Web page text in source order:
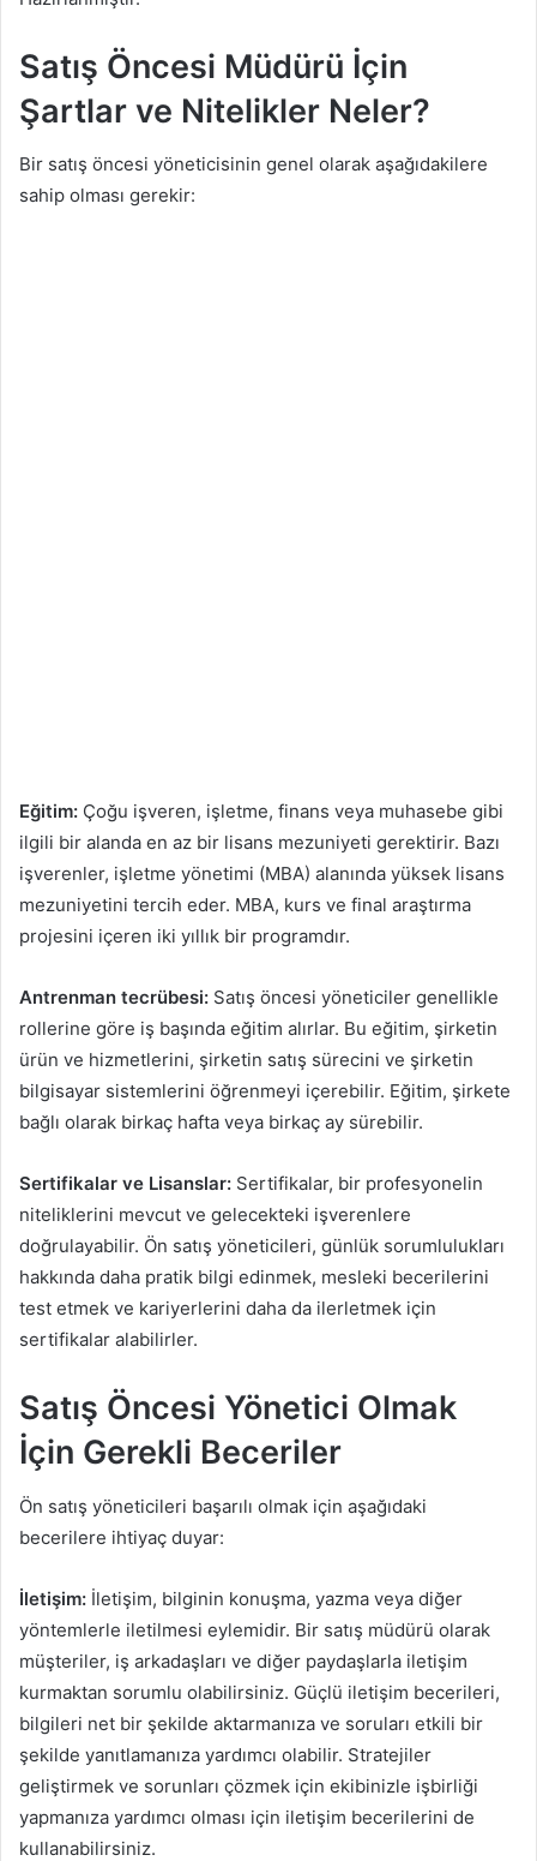
Satış Öncesi Müdürü İçin
Şartlar ve Nitelikler Neler?
Bir satış öncesi yöneticisinin genel olarak aşağıdakilere
sahip olması gerekir:
Eğitim: Çoğu işveren, işletme, finans veya muhasebe gibi
ilgili bir alanda en az bir lisans mezuniyeti gerektirir. Bazı
işverenler, işletme yönetimi (MBA) alanında yüksek lisans
mezuniyetini tercih eder. MBA, kurs ve final araştırma
projesini içeren iki yıllık bir programdır.
Antrenman tecrübesi: Satış öncesi yöneticiler genellikle
rollerine göre iş başında eğitim alırlar. Bu eğitim, şirketin
ürün ve hizmetlerini, şirketin satış sürecini ve şirketin
bilgisayar sistemlerini öğrenmeyi içerebilir. Eğitim, şirkete
bağlı olarak birkaç hafta veya birkaç ay sürebilir.
Sertifikalar ve Lisanslar: Sertifikalar, bir profesyonelin
niteliklerini mevcut ve gelecekteki işverenlere
doğrulayabilir. Ön satış yöneticileri, günlük sorumlulukları
hakkında daha pratik bilgi edinmek, mesleki becerilerini
test etmek ve kariyerlerini daha da ilerletmek için
sertifikalar alabilirler.
Satış Öncesi Yönetici Olmak
İçin Gerekli Beceriler
Ön satış yöneticileri başarılı olmak için aşağıdaki
becerilere ihtiyaç duyar:
İletişim: İletişim, bilginin konuşma, yazma veya diğer
yöntemlerle iletilmesi eylemidir. Bir satış müdürü olarak
müşteriler, iş arkadaşları ve diğer paydaşlarla iletişim
kurmaktan sorumlu olabilirsiniz. Güçlü iletişim becerileri,
bilgileri net bir şekilde aktarmanıza ve soruları etkili bir
şekilde yanıtlamanıza yardımcı olabilir. Stratejiler
geliştirmek ve sorunları çözmek için ekibinizle işbirliği
yapmanıza yardımcı olması için iletişim becerilerini de
kullanabilirsiniz.